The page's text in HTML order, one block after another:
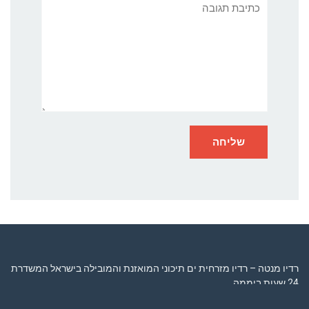
תגובה
רדיו מנטה – רדיו מזרחית ים תיכוני המואזנת והמובילה בישראל המשדרת
24 שעות ביממה,